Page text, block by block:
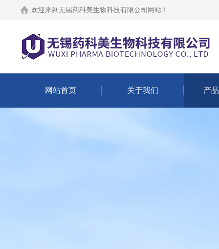
欢迎来到 无锡药科美生物科技有限公司网站 ！
网站首页 关于我们 产